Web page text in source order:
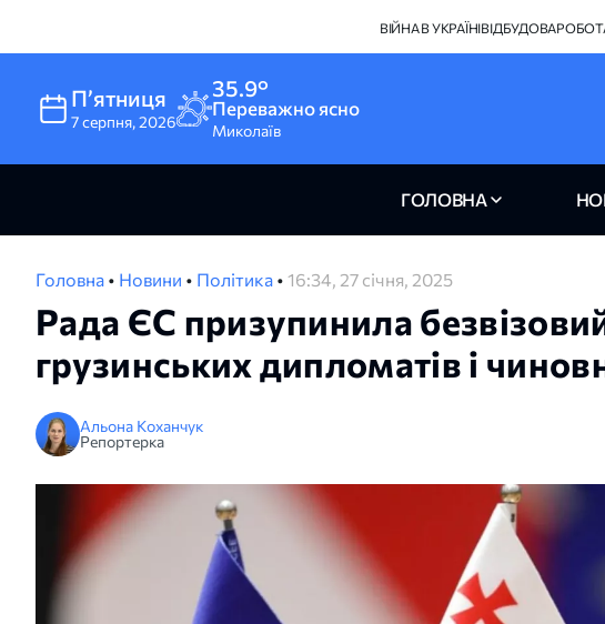
ВІЙНА В УКРАЇНІВІДБУДОВА
Пʼятниця
7серпня,2026
35.9°
Переважно ясно
Миколаїв
ГОЛОВНА
Головна • Новини • Політика • 16:34, 27 січня, 2025
Рада ЄС призупинила
грузинських дипломатів і
Альона Коханчук
Репортерка